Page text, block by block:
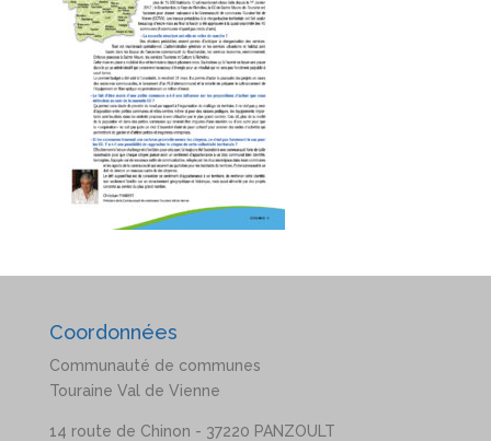
Coordonnées
Communauté de communes
Touraine Val de Vienne
14 route de Chinon - 37220 PANZOULT